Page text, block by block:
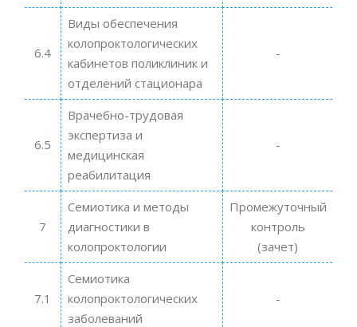
6.4
Виды обеспечения
колопроктологических
кабинетов поликлиник и
отделений стационара
-
6.5
Врачебно-трудовая
экспертиза и
медицинская
реабилитация
-
7
Семиотика и методы
диагностики в
колопроктологии
Промежуточный
контроль
(зачет)
7.1
Семиотика
колопроктологических
заболеваний
-